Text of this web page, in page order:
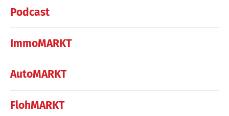
Podcast
ImmoMARKT
AutoMARKT
FlohMARKT